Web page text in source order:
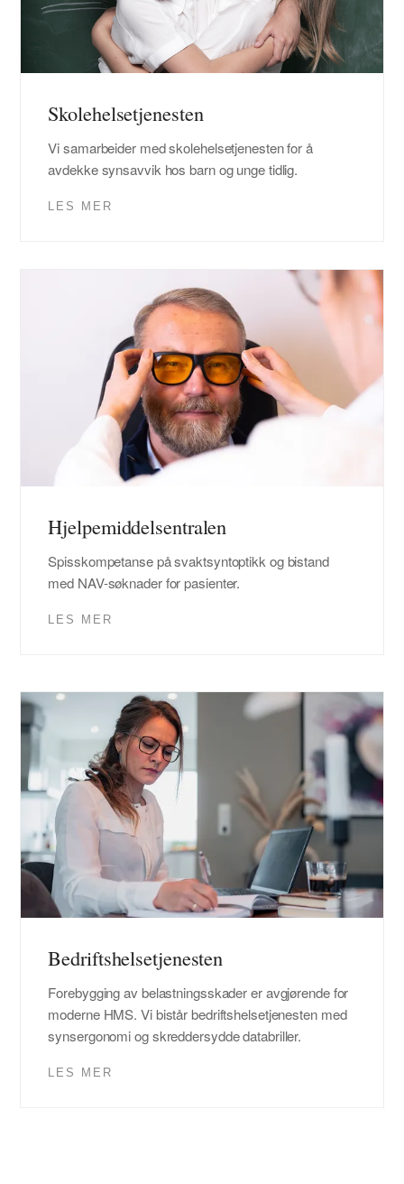
Skolehelsetjenesten
Vi samarbeider med skolehelsetjenesten for å
avdekke synsavvik hos barn og unge tidlig.
LES MER
Hjelpemiddelsentralen
Spisskompetanse på svaktsyntoptikk og bistand
med NAV-søknader for pasienter.
LES MER
Bedriftshelsetjenesten
Forebygging av belastningsskader er avgjørende for
moderne HMS. Vi bistår bedriftshelsetjenesten med
synsergonomi og skreddersydde databriller.
LES MER